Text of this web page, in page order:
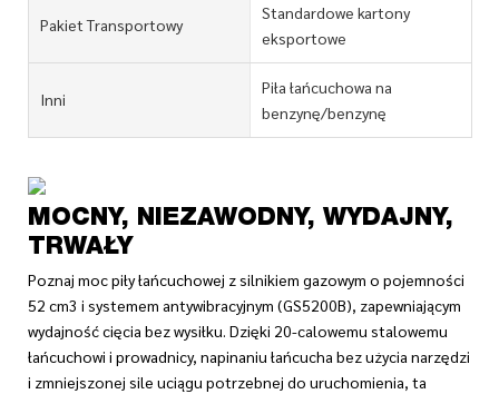
Pakiet Transportowy
Standardowe kartony
eksportowe
Inni
Piła łańcuchowa na
benzynę/benzynę
MOCNY, NIEZAWODNY, WYDAJNY,
TRWAŁY
Poznaj moc piły łańcuchowej z silnikiem gazowym o pojemności
52 cm3 i systemem antywibracyjnym (GS5200B), zapewniającym
wydajność cięcia bez wysiłku. Dzięki 20-calowemu stalowemu
łańcuchowi i prowadnicy, napinaniu łańcucha bez użycia narzędzi
i zmniejszonej sile uciągu potrzebnej do uruchomienia, ta